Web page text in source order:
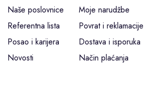
Naše poslovnice
Referentna lista
Posao i karijera
Novosti
Moje narudžbe
Povrat i reklamacije
Dostava i isporuka
Način plaćanja